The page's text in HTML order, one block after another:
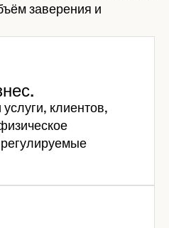
заверения и
клиентов,